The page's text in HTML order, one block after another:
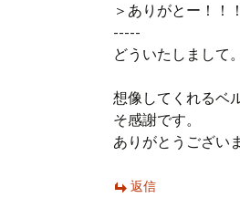
＞ありがとー！！！
-----
どういたしまして。
想像してくれるベ
そ感謝です。
ありがとうござい
返信